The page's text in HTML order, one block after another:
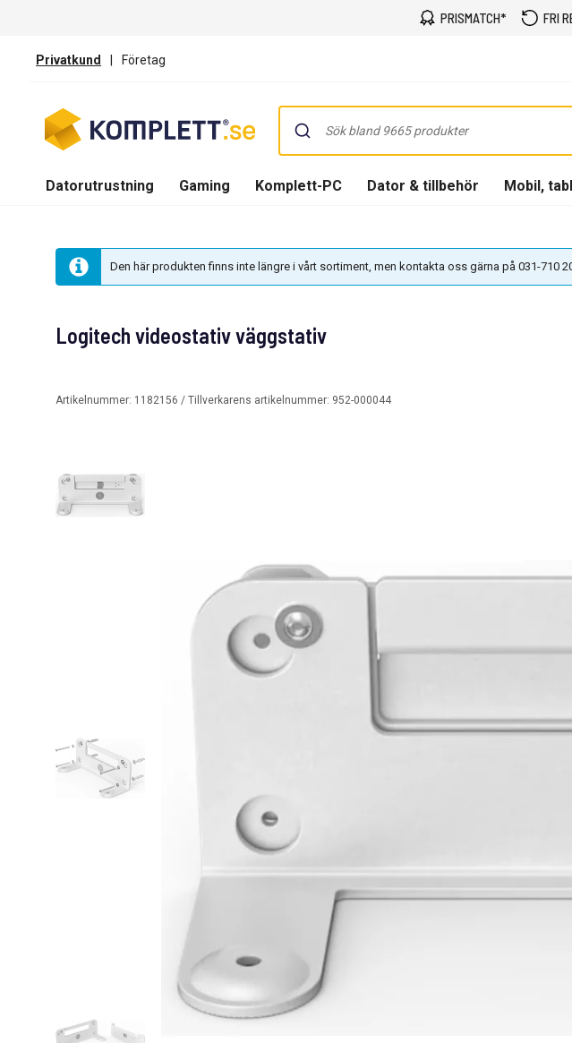
PRISMATCH* FRI
Privatkund | Företag
Datorutrustning Gaming Komplett-PC Dator & tillbehör Mobil,
Den här produkten finns inte längre i vårt sortiment, men kontakta oss gärna på 031-710
Logitech videostativ väggstativ
Artikelnummer: 1182156 / Tillverkarens artikelnummer: 952-000044